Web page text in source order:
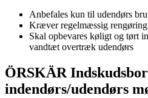
Anbefales kun til udendørs
Kræver regelmæssig
Skal opbevares køligt og tørt
vandtæt overtræk udendørs
ÖRSKÄR
indendørs/udendørs